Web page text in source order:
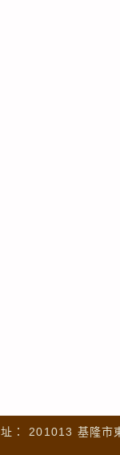
： 201013 基隆